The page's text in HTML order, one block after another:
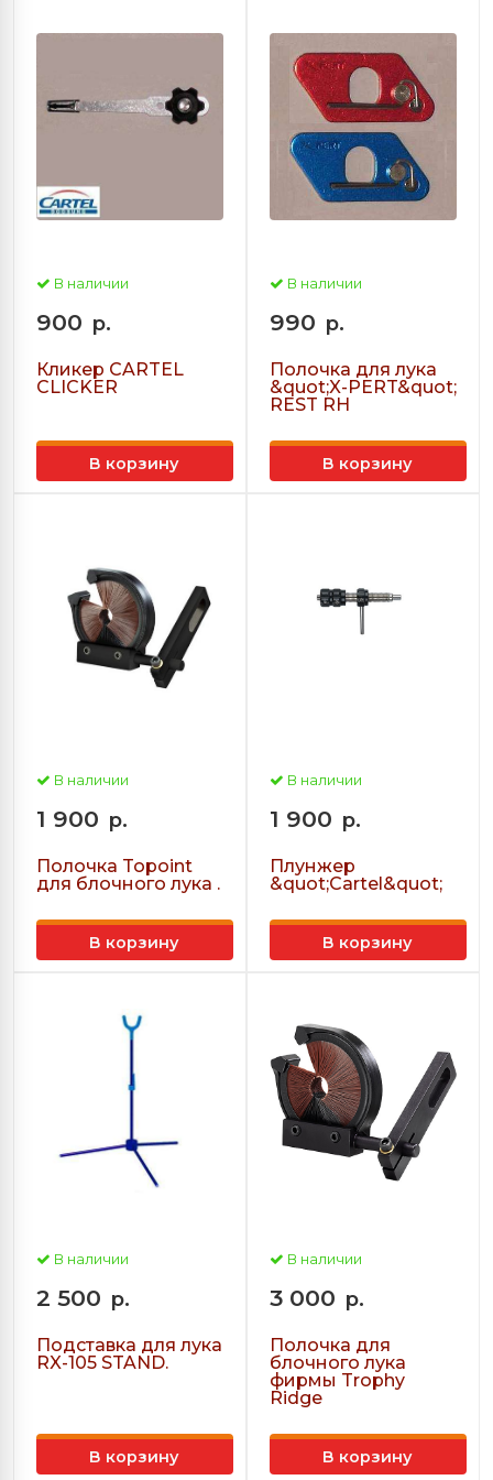
В наличии
900 р.
Кликер CARTEL
CLICKER
В корзину
В наличии
990 р.
Полочка для лука
&quot;X-PERT&quot;
REST RH
В корзину
В наличии
1 900 р.
Полочка Topoint
для блочного лука .
В корзину
В наличии
1 900 р.
Плунжер
&quot;Cartel&quot;
В корзину
В наличии
2 500 р.
Подставка для лука
RX-105 STAND.
В корзину
В наличии
3 000 р.
Полочка для
блочного лука
фирмы Trophy
Ridge
В корзину